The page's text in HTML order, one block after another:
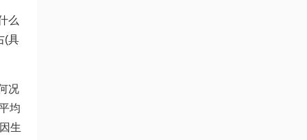
么
(具
况
均
生